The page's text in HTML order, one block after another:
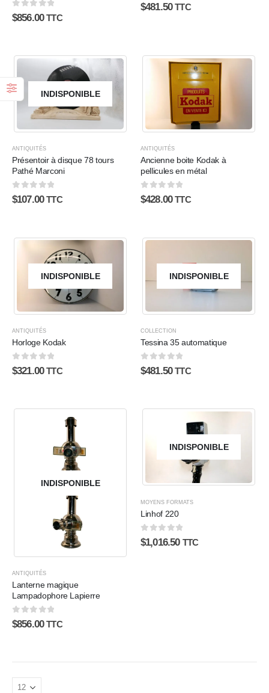
0sur 5
$856.00 TTC
0 sur 5
$481.50 TTC
INDISPONIBLE
ANTIQUITÉS
Présentoir à disque 78 tours
Pathé Marconi
0sur 5
$107.00 TTC
ANTIQUITÉS
Ancienne boite Kodak à
pellicules en métal
0sur 5
$428.00 TTC
INDISPONIBLE
ANTIQUITÉS
Horloge Kodak
0sur 5
$321.00 TTC
INDISPONIBLE
COLLECTION
Tessina 35 automatique
0sur 5
$481.50 TTC
INDISPONIBLE
ANTIQUITÉS
Lanterne magique
Lampadophore Lapierre
0sur 5
$856.00 TTC
INDISPONIBLE
MOYENS FORMATS
Linhof 220
0sur 5
$1,016.50 TTC